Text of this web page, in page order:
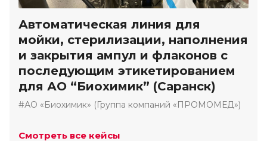
Автоматическая линия для
мойки, стерилизации, наполнения
и закрытия ампул и флаконов с
последующим этикетированием
для АО “Биохимик” (Саранск)
#АО «Биохимик» (Группа компаний «ПРОМОМЕД»)
Смотреть все кейсы